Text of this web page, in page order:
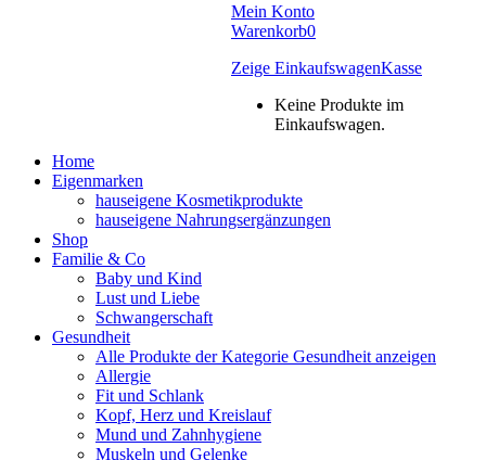
Mein Konto
Warenkorb0
Zeige EinkaufswagenKasse
Keine Produkte im
Einkaufswagen.
Home
Eigenmarken
hauseigene Kosmetikprodukte
hauseigene Nahrungsergänzungen
Shop
Familie & Co
Baby und Kind
Lust und Liebe
Schwangerschaft
Gesundheit
Alle Produkte der Kategorie Gesundheit anzeigen
Allergie
Fit und Schlank
Kopf, Herz und Kreislauf
Mund und Zahnhygiene
Muskeln und Gelenke